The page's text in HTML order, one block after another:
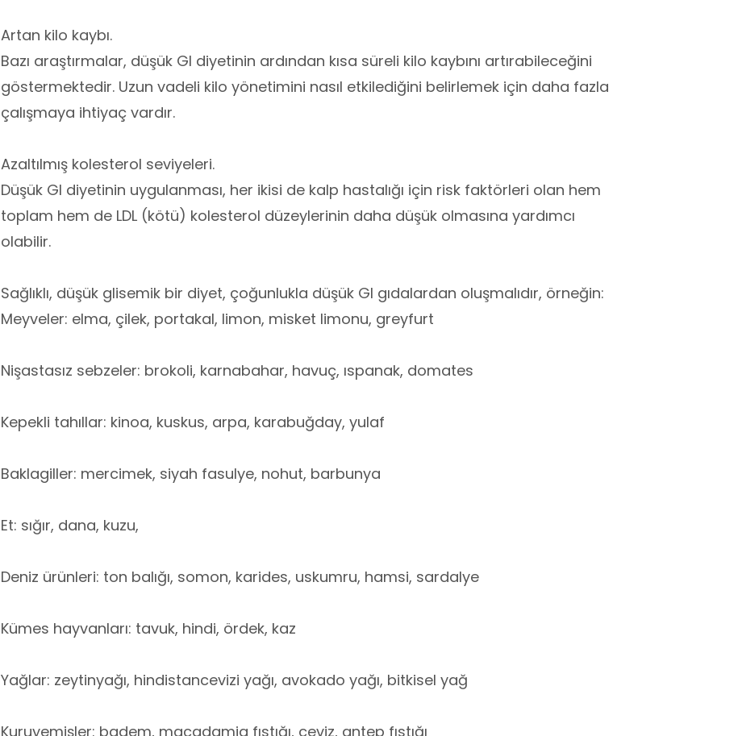
Artan kilo kaybı.
Bazı araştırmalar, düşük GI diyetinin ardından kısa süreli kilo kaybını artırabileceğini
göstermektedir. Uzun vadeli kilo yönetimini nasıl etkilediğini belirlemek için daha fazla
çalışmaya ihtiyaç vardır.
Azaltılmış kolesterol seviyeleri.
Düşük GI diyetinin uygulanması, her ikisi de kalp hastalığı için risk faktörleri olan hem
toplam hem de LDL (kötü) kolesterol düzeylerinin daha düşük olmasına yardımcı
olabilir.
Sağlıklı, düşük glisemik bir diyet, çoğunlukla düşük GI gıdalardan oluşmalıdır, örneğin:
Meyveler: elma, çilek, portakal, limon, misket limonu, greyfurt
Nişastasız sebzeler: brokoli, karnabahar, havuç, ıspanak, domates
Kepekli tahıllar: kinoa, kuskus, arpa, karabuğday, yulaf
Baklagiller: mercimek, siyah fasulye, nohut, barbunya
Et: sığır, dana, kuzu,
Deniz ürünleri: ton balığı, somon, karides, uskumru, hamsi, sardalye
Kümes hayvanları: tavuk, hindi, ördek, kaz
Yağlar: zeytinyağı, hindistancevizi yağı, avokado yağı, bitkisel yağ
Kuruyemişler: badem, macadamia fıstığı, ceviz, antep fıstığı